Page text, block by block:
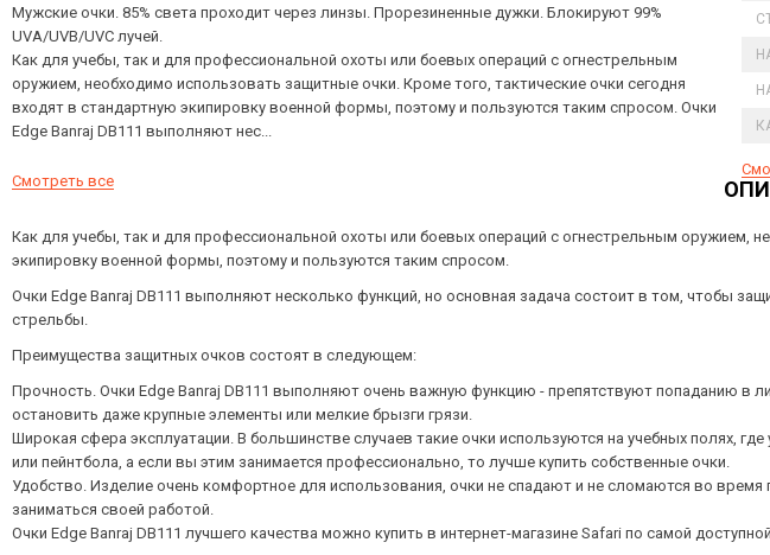
Мужские очки. 85% света проходит через линзы. Прорезиненные дужки. Блокируют 99%
UVA/UVB/UVC лучей.
Как для учебы, так и для профессиональной охоты или боевых операций с огнестрельным
оружием, необходимо использовать защитные очки. Кроме того, тактические очки сегодня
входят в стандартную экипировку военной формы, поэтому и пользуются таким спросом. Очки
Edge Banraj DB111 выполняют нес...
Смотреть все
Как для учебы, так и для профессиональной охоты или боевых операций с огнестрельным оружием,
экипировку военной формы, поэтому и пользуются таким спросом.
Очки Edge Banraj DB111 выполняют несколько функций, но основная задача состоит в том, чтобы
стрельбы.
Преимущества защитных очков состоят в следующем:
Прочность. Очки Edge Banraj DB111 выполняют очень важную функцию - препятствуют попаданию в
остановить даже крупные элементы или мелкие брызги грязи.
Широкая сфера эксплуатации. В большинстве случаев такие очки используются на учебных полях,
или пейнтбола, а если вы этим занимается профессионально, то лучше купить собственные очки.
Удобство. Изделие очень комфортное для использования, очки не спадают и не сломаются во
заниматься своей работой.
Очки Edge Banraj DB111 лучшего качества можно купить в интернет-магазине Safari по самой